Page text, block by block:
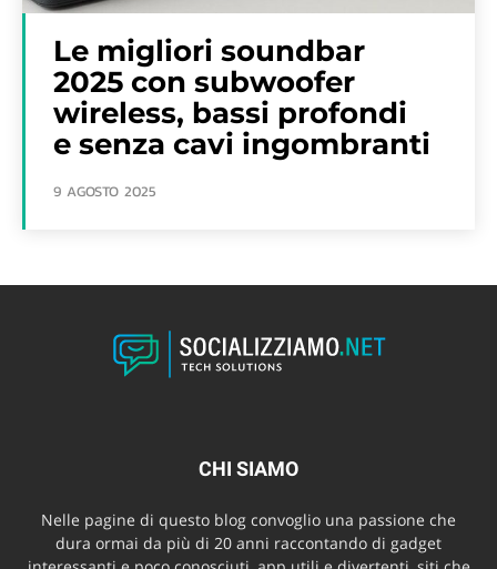
Le migliori soundbar
2025 con subwoofer
wireless, bassi profondi
e senza cavi ingombranti
9 AGOSTO 2025
CHI SIAMO
Nelle pagine di questo blog convoglio una passione che
dura ormai da più di 20 anni raccontando di gadget